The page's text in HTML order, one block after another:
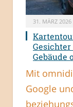
31. MÄRZ 2026
Gebäude
Mit
Google